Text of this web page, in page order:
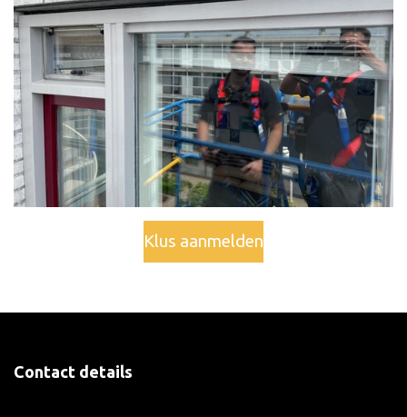
Klus aanmelden
Contact details